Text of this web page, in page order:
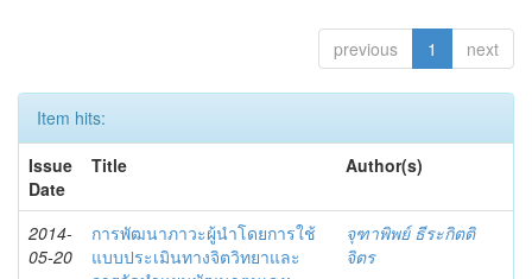
previous 1 next
Item hits:
Issue
Date
Title Author(s)
2014-
05-20
การพัฒนาภาวะผู้นำโดยการใช้
แบบประเมินทางจิตวิทยาและ
จุฑาพิพย์ ธีระกิตติ
จิตร